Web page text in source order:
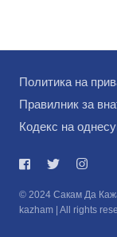
Политика на
Правилник за
Кодекс на
© 2024 Сакам Да
kazham | All rights